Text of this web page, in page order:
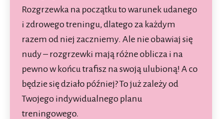
Rozgrzewka na początku to warunek udanego
i zdrowego treningu, dlatego za każdym
razem od niej zaczniemy. Ale nie obawiaj się
nudy – rozgrzewki mają różne oblicza i na
pewno w końcu trafisz na swoją ulubioną! A co
będzie się działo później? To już zależy od
Twojego indywidualnego planu
treningowego.